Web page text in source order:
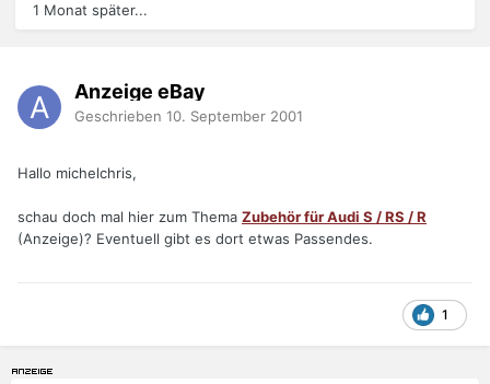
1 Monat später...
Anzeige eBay
Geschrieben 10. September 2001
Hallo michelchris,
schau doch mal hier zum Thema Zubehör für Audi S / RS / R
(Anzeige)? Eventuell gibt es dort etwas Passendes.
1